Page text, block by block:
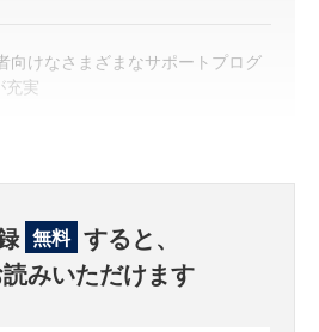
向けなさまざまなサポートプログ
充実
無料 すると、
みいただけます